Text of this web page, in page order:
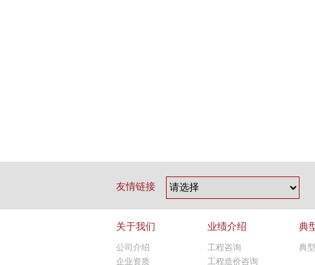
友情链接
关于我们
公司介绍
企业资质
业绩介绍
工程咨询
工程造价咨询
典
典